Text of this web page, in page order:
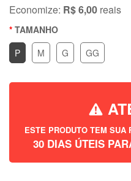
Economize: R$ 6,00 reais
TAMANHO
P
M G GG
ESTE PRODUTO TEM SUA
30 DIAS ÚTEIS